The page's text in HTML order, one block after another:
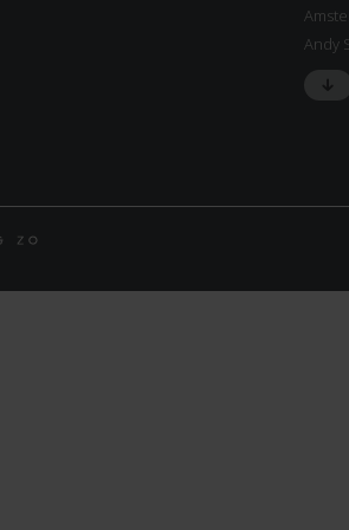
Andy